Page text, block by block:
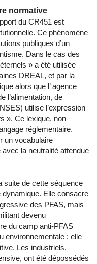
normative
du CR451 est
Ce phénomène
publiques d’un
Dans le cas des
» a été utilisée
DREAL, et par la
alors que l’ agence
l’alimentation, de
utilise l’expression
». Ce lexique, non
réglementaire.
un vocabulaire
la neutralité attendue
suite de cette séquence
Elle consacre
des PFAS, mais
devenu
du camp anti-PFAS
environnementale : elle
Les industriels,
ont été dépossédés